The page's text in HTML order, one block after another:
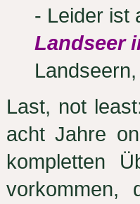
- Leider ist
Landseer
Last, not
acht Jahre
kompletten
vorkommen,